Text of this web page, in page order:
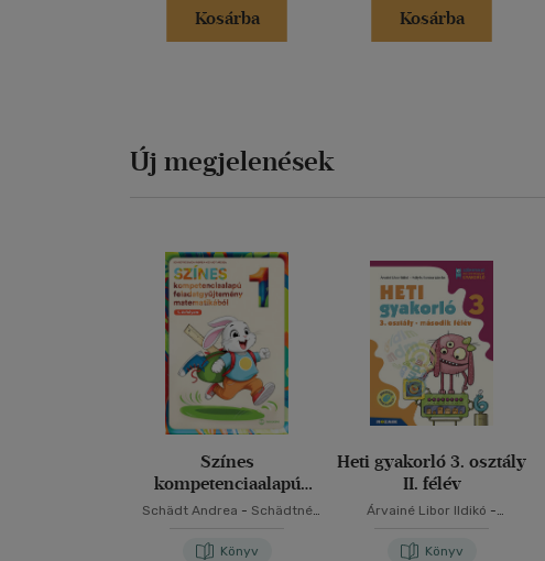
Kosárba
Kosárba
Új megjelenések
Színes
kompetenciaalapú
feladatgyűjtemény
évfolyam
Schädt Andrea - Schädtné
Könyv
Heti gyakorló 3. osztály
II. félév
Árvainé Libor Ildikó -
Könyv